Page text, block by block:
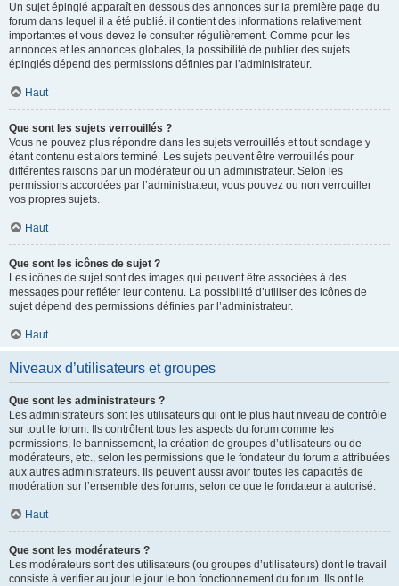
Un sujet épinglé apparaît en dessous des annonces sur la première page du
forum dans lequel il a été publié. il contient des informations relativement
importantes et vous devez le consulter régulièrement. Comme pour les
annonces et les annonces globales, la possibilité de publier des sujets
épinglés dépend des permissions définies par l’administrateur.
Haut
Que sont les sujets verrouillés ?
Vous ne pouvez plus répondre dans les sujets verrouillés et tout sondage y
étant contenu est alors terminé. Les sujets peuvent être verrouillés pour
différentes raisons par un modérateur ou un administrateur. Selon les
permissions accordées par l’administrateur, vous pouvez ou non verrouiller
vos propres sujets.
Haut
Que sont les icônes de sujet ?
Les icônes de sujet sont des images qui peuvent être associées à des
messages pour refléter leur contenu. La possibilité d’utiliser des icônes de
sujet dépend des permissions définies par l’administrateur.
Haut
Niveaux d’utilisateurs et groupes
Que sont les administrateurs ?
Les administrateurs sont les utilisateurs qui ont le plus haut niveau de contrôle
sur tout le forum. Ils contrôlent tous les aspects du forum comme les
permissions, le bannissement, la création de groupes d’utilisateurs ou de
modérateurs, etc., selon les permissions que le fondateur du forum a attribuées
aux autres administrateurs. Ils peuvent aussi avoir toutes les capacités de
modération sur l’ensemble des forums, selon ce que le fondateur a autorisé.
Haut
Que sont les modérateurs ?
Les modérateurs sont des utilisateurs (ou groupes d’utilisateurs) dont le travail
consiste à vérifier au jour le jour le bon fonctionnement du forum. Ils ont le